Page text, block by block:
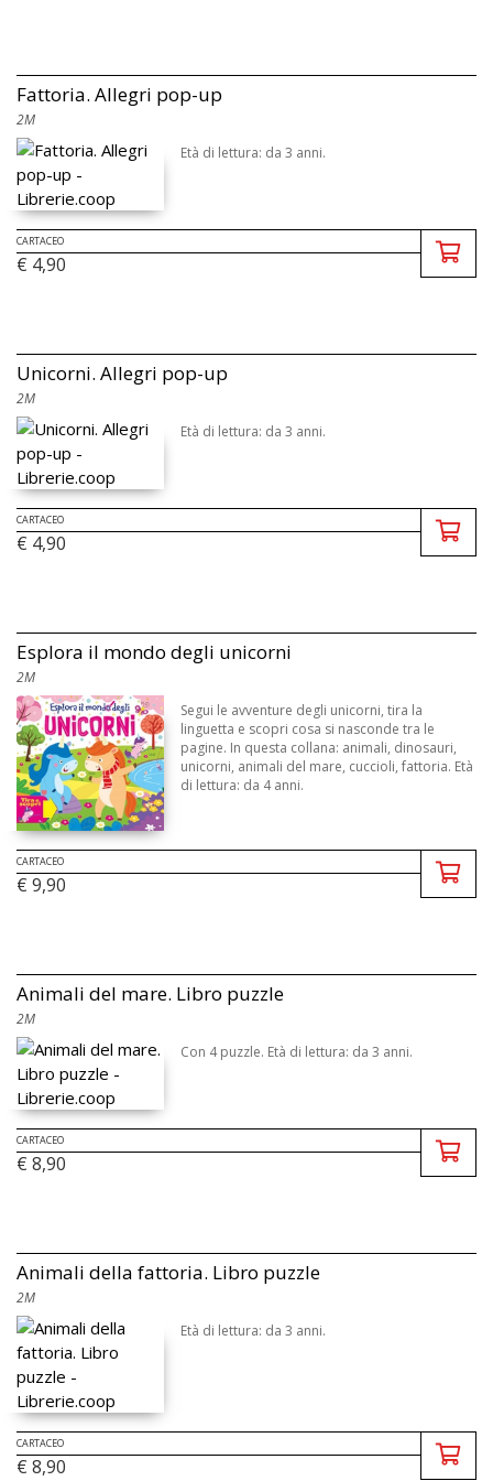
Fattoria. Allegri pop-up
2M
Età di lettura: da 3 anni.
CARTACEO
€ 4,90
Unicorni. Allegri pop-up
2M
Età di lettura: da 3 anni.
CARTACEO
€ 4,90
Esplora il mondo degli unicorni
2M
Segui le avventure degli unicorni, tira la
linguetta e scopri cosa si nasconde tra le
pagine. In questa collana: animali, dinosauri,
unicorni, animali del mare, cuccioli, fattoria. Età
di lettura: da 4 anni.
CARTACEO
€ 9,90
Animali del mare. Libro puzzle
2M
Con 4 puzzle. Età di lettura: da 3 anni.
CARTACEO
€ 8,90
Animali della fattoria. Libro puzzle
2M
Età di lettura: da 3 anni.
CARTACEO
€ 8,90